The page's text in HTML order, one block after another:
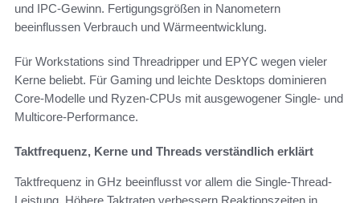
und IPC-Gewinn. Fertigungsgrößen in Nanometern
beeinflussen Verbrauch und Wärmeentwicklung.
Für Workstations sind Threadripper und EPYC wegen vieler
Kerne beliebt. Für Gaming und leichte Desktops dominieren
Core-Modelle und Ryzen-CPUs mit ausgewogener Single- und
Multicore-Performance.
Taktfrequenz, Kerne und Threads verständlich erklärt
Taktfrequenz in GHz beeinflusst vor allem die Single-Thread-
Leistung. Höhere Taktraten verbessern Reaktionszeiten in